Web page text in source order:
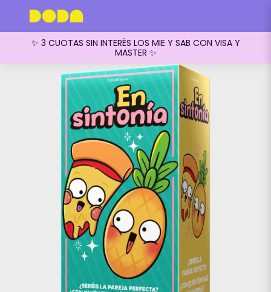
✨ 3 CUOTAS SIN INTERÉS LOS MIE Y SAB CON VISA Y
MASTER ✨